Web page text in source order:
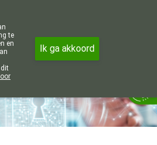
606002
te
en
dit
Ik ga akkoord